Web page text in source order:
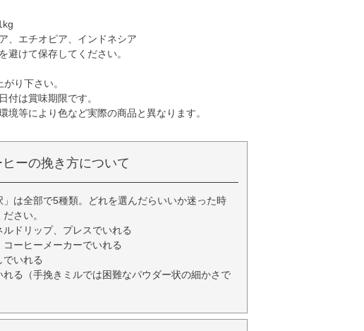
、エチオピア、インドネシア
避けて保存してください。
り下さい。
付は賞味期限です。
等により色など実際の商品と異なります。
ヒーの挽き方について
は全部で5種類。どれを選んだらいいか迷った時
さい。
ドリップ、プレスでいれる
ーヒーメーカーでいれる
いれる
る（手挽きミルでは困難なパウダー状の細かさで